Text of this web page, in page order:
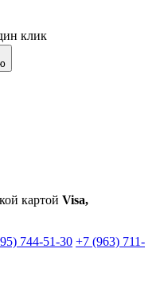
клик
картой Visa,
744-51-30 +7 (963) 711-